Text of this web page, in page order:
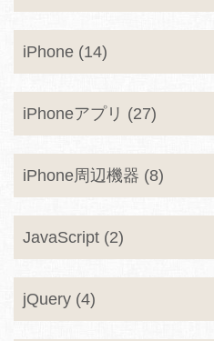
iPhone (14)
iPhoneアプリ (27)
iPhone周辺機器 (8)
JavaScript (2)
jQuery (4)